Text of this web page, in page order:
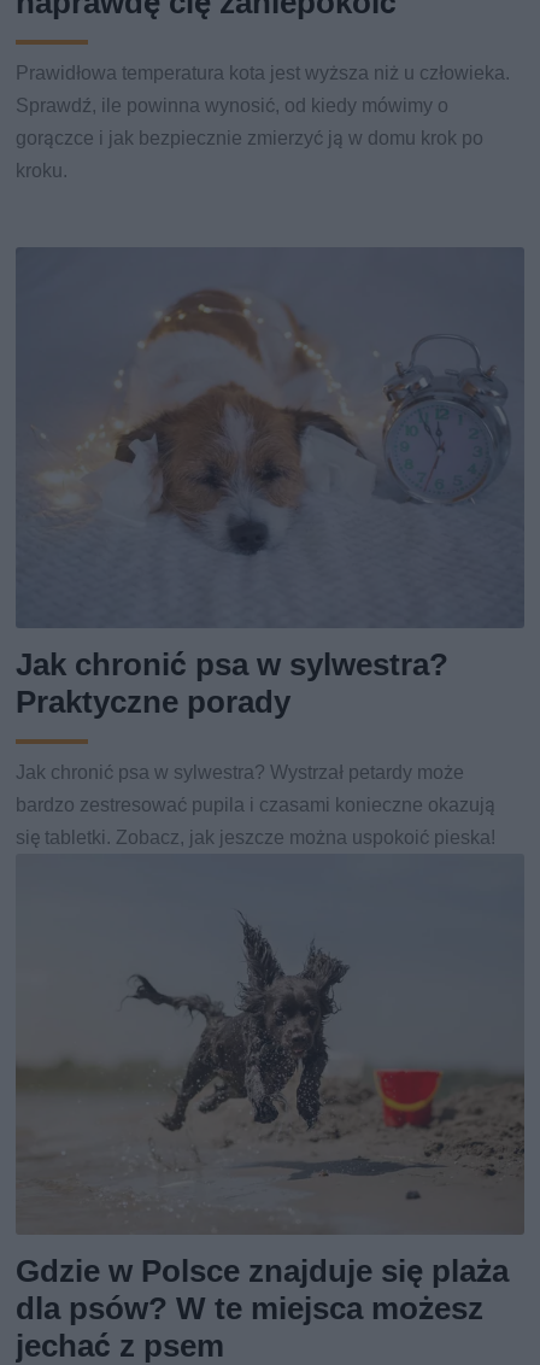
Prawidłowa temperatura kota jest wyższa niż u człowieka.
Sprawdź, ile powinna wynosić, od kiedy mówimy o
gorączce i jak bezpiecznie zmierzyć ją w domu krok po
kroku.
Jak chronić psa w sylwestra?
Praktyczne porady
Jak chronić psa w sylwestra? Wystrzał petardy może
bardzo zestresować pupila i czasami konieczne okazują
się tabletki. Zobacz, jak jeszcze można uspokoić pieska!
Gdzie w Polsce znajduje się plaża
dla psów? W te miejsca możesz
jechać z psem